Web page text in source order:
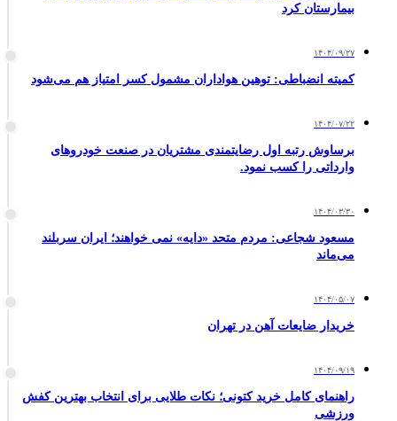
بیمارستان کرد
۱۴۰۴/۰۹/۲۷
کمیته انضباطی: توهین هواداران مشمول کسر امتیاز هم می‌شود
۱۴۰۴/۰۷/۲۲
برساوش رتبه اول رضایتمندی مشتریان در صنعت خودروهای
وارداتی را کسب نمود.
۱۴۰۴/۰۳/۳۰
مسعود شجاعی: مردم متحد «دایه» نمی خواهند؛ ایران سربلند
می‌ماند
۱۴۰۴/۰۵/۰۷
خریدار ضایعات آهن در تهران
۱۴۰۴/۰۹/۱۹
راهنمای کامل خرید کتونی؛ نکات طلایی برای انتخاب بهترین کفش
ورزشی